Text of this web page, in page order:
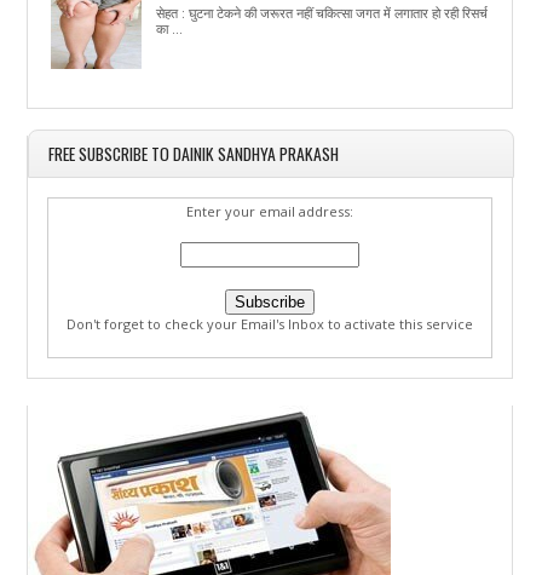
सेहत : घुटना टेकने की जरूरत नहीं चकित्सा जगत में लगातार हो रही रिसर्च
का ...
FREE SUBSCRIBE TO DAINIK SANDHYA PRAKASH
Enter your email address:
Don't forget to check your Email's Inbox to activate this service